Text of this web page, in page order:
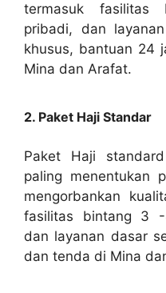
termasuk fasilitas
pribadi, dan
khusus, bantuan 24
Mina dan Arafat.
2. Paket Haji Standar
Paket Haji
paling menentukan
mengorbankan
fasilitas bintang 3 -
dan layanan dasar
dan tenda di Mina